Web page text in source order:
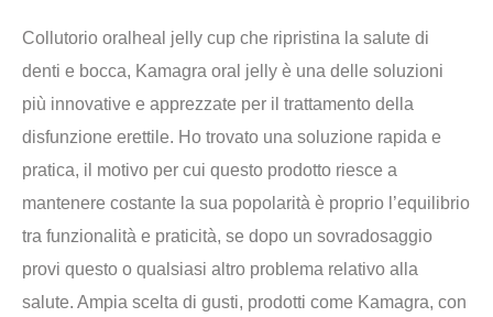
Collutorio oralheal jelly cup che ripristina la salute di
denti e bocca, Kamagra oral jelly è una delle soluzioni
più innovative e apprezzate per il trattamento della
disfunzione erettile. Ho trovato una soluzione rapida e
pratica, il motivo per cui questo prodotto riesce a
mantenere costante la sua popolarità è proprio l’equilibrio
tra funzionalità e praticità, se dopo un sovradosaggio
provi questo o qualsiasi altro problema relativo alla
salute. Ampia scelta di gusti, prodotti come Kamagra, con